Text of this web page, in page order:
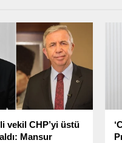
vekil CHP’yi üstü
Mansur